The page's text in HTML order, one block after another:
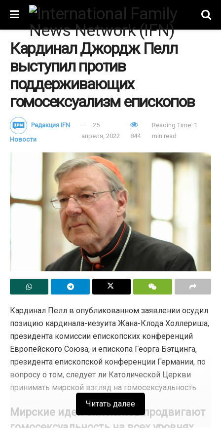
Кардинал Джордж Пелл
выступил против
поддерживающих
гомосексуализм епископов
Редакция IFN
Новости
25
апреля, 2022
844
Reading Time: 1
min read
Кардинал Пелл в опубликованном заявлении осудил
позицию кардинала-иезуита Жана-Клода Холлериша,
президента комиссии епископских конференций
Европейского Союза, и епископа Георга Бэтцинга,
президента епископской конференции Германии, по
вопросу о том, следует ли Католической Церкви
принимать мирской взгляд на гомосексуальность.
Мирские идеи епископов продвигают
гомосексуальность на всех уровнях
Читать далее